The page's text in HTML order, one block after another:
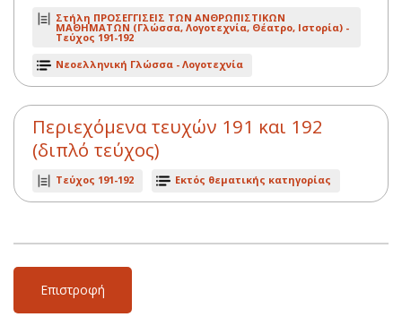
Στήλη ΠΡΟΣΕΓΓΙΣΕΙΣ ΤΩΝ ΑΝΘΡΩΠΙΣΤΙΚΩΝ
ΜΑΘΗΜΑΤΩΝ (Γλώσσα, Λογοτεχνία, Θέατρο, Iστορία) -
Τεύχος 191-192
Νεοελληνική Γλώσσα - Λογοτεχνία
Περιεχόμενα τευχών 191 και 192
(διπλό τεύχος)
Τεύχος 191-192 Εκτός θεματικής κατηγορίας
Επιστροφή